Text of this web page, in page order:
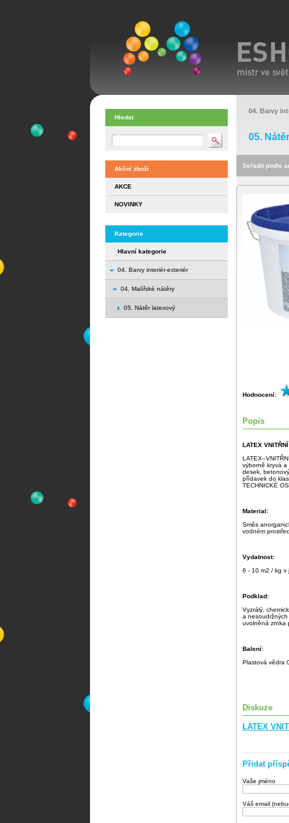
Hledat
Akční zboží
AKCE
NOVINKY
Kategorie
Hlavní kategorie
04. Barvy interiér-exteriér
04. Malířské nátěry
05. Nátěr latexový
04. Barvy
05.
Seřadit podle
Hodnocení:
Popis
LATEX VNITŘNÍ
výborně kryvá
desek,
přídavek do
TECHNICKÉ
Material:
Směs
vodném
Vydatnost:
6 - 10 m2 / kg v
Podklad:
Vyzrálý,
a
uvolněná zrnka
Balení:
Plastová vědra
Diskuze
LATEX
Přidat
Vaše jméno
Váš email